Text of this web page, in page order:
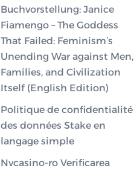
Buchvorstellung: Janice
Fiamengo – The Goddess
That Failed: Feminism’s
Unending War against Men,
Families, and Civilization
Itself (English Edition)
Politique de confidentialité
des données Stake en
langage simple
Nvcasino-ro Verificarea